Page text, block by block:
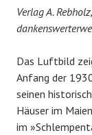
Verlag A.
Das Luftbild
Anfang der
seinen
Häuser im
im